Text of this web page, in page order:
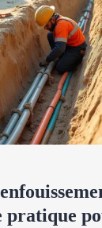
pratique